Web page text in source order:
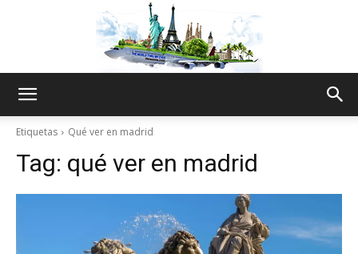
Etiquetas Qué ver en madrid
Tag: qué ver en madrid